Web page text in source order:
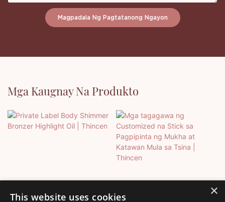
Magpadala Ng Pagtatanong Ngayon
Mga Kaugnay Na Produkto
×
This website uses cookies